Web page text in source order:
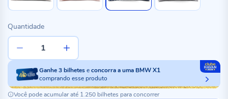
Quantidade
Ganhe3bilheteseconcorra a uma BMW X1
comprando esse produto
Você pode acumular até 1.250 bilhetes para concorrer